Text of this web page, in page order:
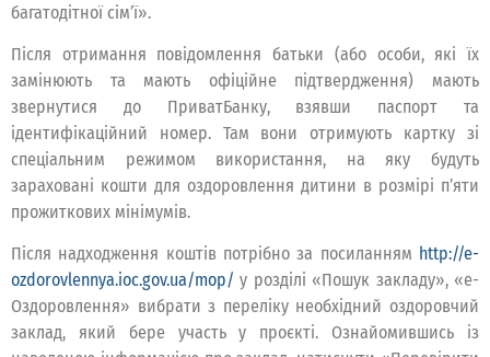
багатодітної сім’ї».
Після отримання повідомлення батьки (або особи, які їх
замінюють та мають офіційне підтвердження) мають
звернутися до ПриватБанку, взявши паспорт та
ідентифікаційний номер. Там вони отримують картку зі
спеціальним режимом використання, на яку будуть
зараховані кошти для оздоровлення дитини в розмірі п’яти
прожиткових мінімумів.
Після надходження коштів потрібно за посиланням http://e-
ozdorovlennya.ioc.gov.ua/mop/ у розділі «Пошук закладу», «е-
Оздоровлення» вибрати з переліку необхідний оздоровчий
заклад, який бере участь у проєкті. Ознайомившись із